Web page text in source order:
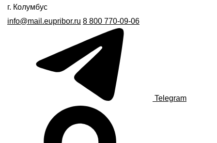
г. Колумбус
info@mail.eupribor.ru 8 800 770-09-06
Telegram